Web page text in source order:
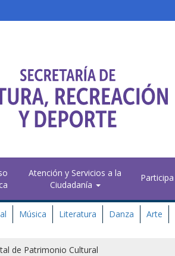
Atención y Servicios a la
Ciudadanía
Participa
Música Literatura Danza Arte
de Patrimonio Cultural